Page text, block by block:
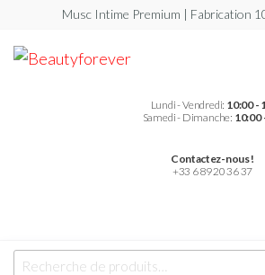
Musc Intime Premium | Fabrication
Lundi - Vendredi: 10:00 -
Samedi - Dimanche: 10:00
Contactez-nous !
+33 6 89 20 36 37